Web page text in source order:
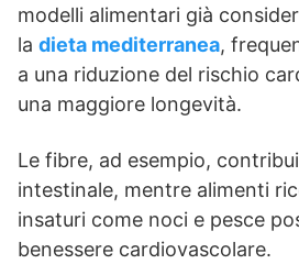
modelli alimentari già
la dieta mediterranea,
a una riduzione del rischio
una maggiore longevità.
Le fibre, ad esempio,
intestinale, mentre alimenti
insaturi come noci e pesce
benessere cardiovascolare.